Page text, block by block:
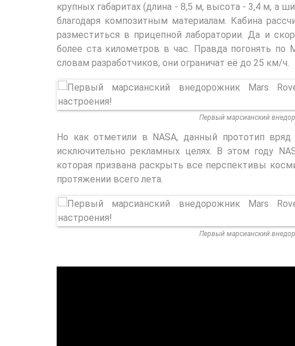
крупных габаритах (длина - 8,5 м, высота - 3,4 м, а
благодаря композитным материалам. Кабина
разместиться в прицепной лаборатории. Да и
более ста километров в час. Правда погонять
словам разработчиков, они ограничат её до 25 км/ч.
Первый марсианский
Но как отметили в NASA, данный прототип
исключительно рекламных целях. В этом году
которая призвана раскрыть все перспективы
протяжении всего лета.
Первый марсианский